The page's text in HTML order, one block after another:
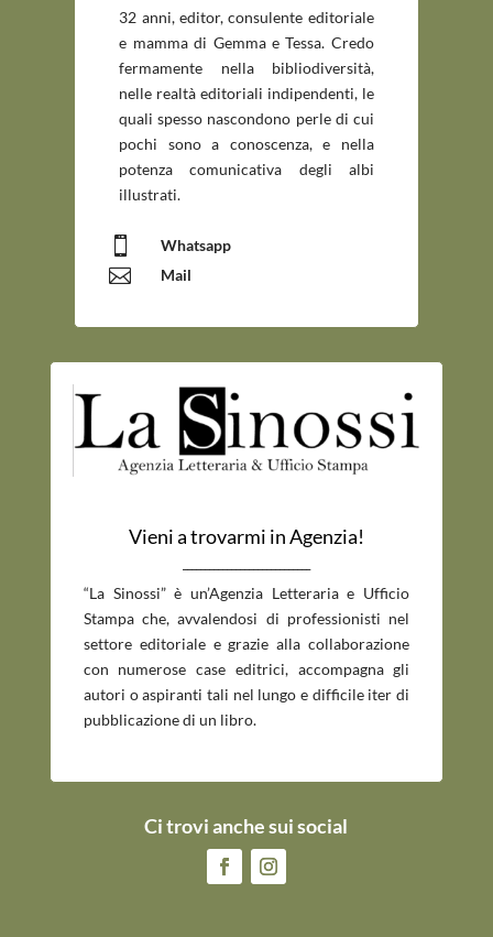
32 anni, editor, consulente editoriale
e mamma di Gemma e Tessa. Credo
fermamente nella bibliodiversità,
nelle realtà editoriali indipendenti, le
quali spesso nascondono perle di cui
pochi sono a conoscenza, e nella
potenza comunicativa degli albi
illustrati.
 Whatsapp
 Mail
Vieni a trovarmi in Agenzia!
“La Sinossi” è un’Agenzia Letteraria e Ufficio
Stampa che, avvalendosi di professionisti nel
settore editoriale e grazie alla collaborazione
con numerose case editrici, accompagna gli
autori o aspiranti tali nel lungo e difficile iter di
pubblicazione di un libro.
Ci trovi anche sui social